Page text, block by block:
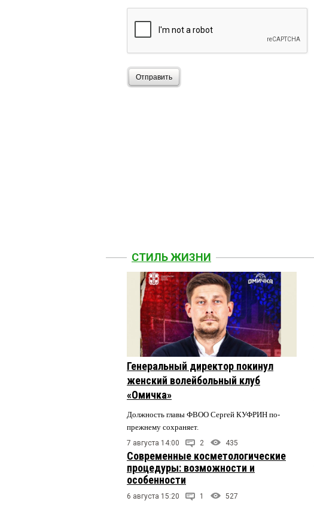
Отправить
СТИЛЬ ЖИЗНИ
Генеральный директор покинул
женский волейбольный клуб
«Омичка»
Должность главы ФВОО Сергей КУФРИН по-
прежнему сохраняет.
7 августа 14:00 2 435
Современные косметологические
процедуры: возможности и
особенности
6 августа 15:20 1 527